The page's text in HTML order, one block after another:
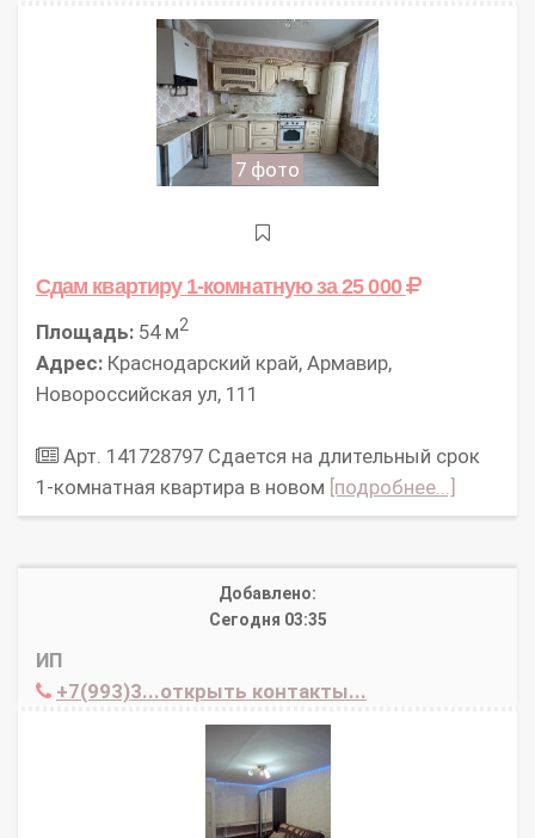
7 фото
Сдам квартиру 1-комнатнуюза 25 000
Площадь: 54 м2
Адрес: Краснодарский край, Армавир,
Новороссийская ул, 111
Арт. 141728797 Сдается на длительный срок
1-комнатная квартира в новом [подробнее...]
Добавлено:
Сегодня 03:35
ИП
+7(993)3...открыть контакты...